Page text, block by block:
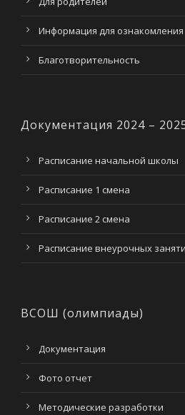
Информация для ознакомления
Благотворительность
Документация 2024 –
Расписание начальной школы
Расписание 1 смена
Расписание 2 смена
Расписание внеурочных
ВСОШ (олимпиады)
Документация
Фото отчет
Методические разработки